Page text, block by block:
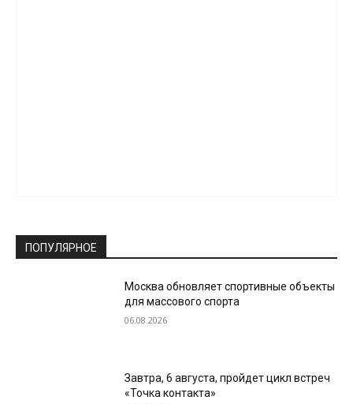
ПОПУЛЯРНОЕ
Москва обновляет спортивные объекты
для массового спорта
06.08.2026
Завтра, 6 августа, пройдет цикл встреч
«Точка контакта»